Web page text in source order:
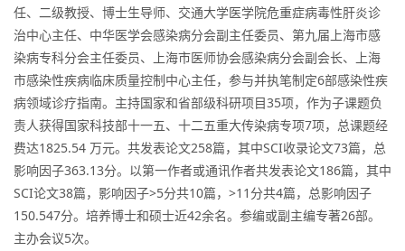
任、二级教授、博士生导师、交通大学医学院危重症病毒性肝炎诊
治中心主任、中华医学会感染病分会副主任委员、第九届上海市感
染病专科分会主任委员、上海市医师协会感染病分会副会长、上海
市感染性疾病临床质量控制中心主任，参与并执笔制定6部感染性疾
病领域诊疗指南。主持国家和省部级科研项目35项，作为子课题负
责人获得国家科技部十一五、十二五重大传染病专项7项，总课题经
费达1825.54 万元。共发表论文258篇，其中SCI收录论文73篇，总
影响因子363.13分。以第一作者或通讯作者共发表论文186篇，其中
SCI论文38篇，影响因子>5分共10篇，>11分共4篇，总影响因子
150.547分。培养博士和硕士近42余名。参编或副主编专著26部。
主办会议5次。